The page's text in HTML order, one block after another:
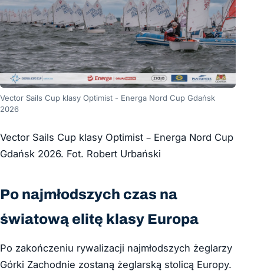
Vector Sails Cup klasy Optimist - Energa Nord Cup Gdańsk
2026
Vector Sails Cup klasy Optimist – Energa Nord Cup
Gdańsk 2026. Fot. Robert Urbański
Po najmłodszych czas na
światową elitę klasy Europa
Po zakończeniu rywalizacji najmłodszych żeglarzy
Górki Zachodnie zostaną żeglarską stolicą Europy.